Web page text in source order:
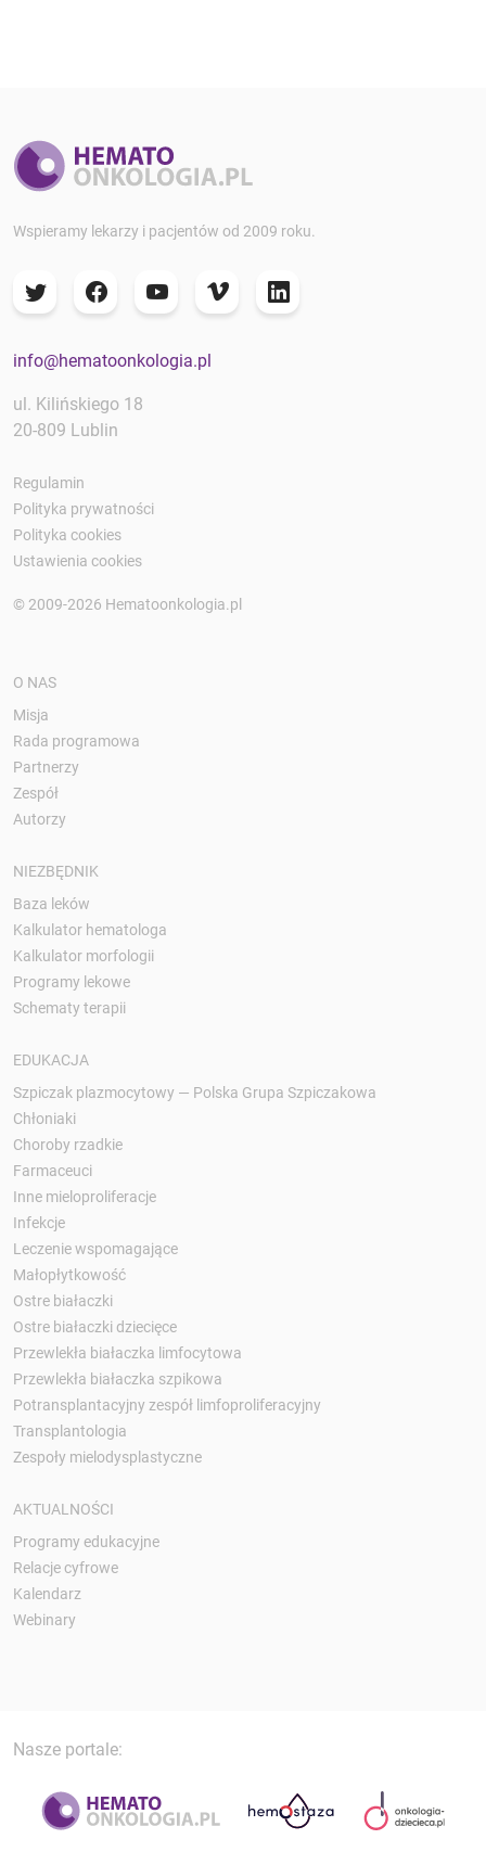
Wspieramy lekarzy i pacjentów od 2009 roku.
info@hematoonkologia.pl
ul. Kilińskiego 18
20-809 Lublin
Regulamin
Polityka prywatności
Polityka cookies
Ustawienia cookies
© 2009-2026 Hematoonkologia.pl
O NAS
Misja
Rada programowa
Partnerzy
Zespół
Autorzy
NIEZBĘDNIK
Baza leków
Kalkulator hematologa
Kalkulator morfologii
Programy lekowe
Schematy terapii
EDUKACJA
Szpiczak plazmocytowy — Polska Grupa Szpiczakowa
Chłoniaki
Choroby rzadkie
Farmaceuci
Inne mieloproliferacje
Infekcje
Leczenie wspomagające
Małopłytkowość
Ostre białaczki
Ostre białaczki dziecięce
Przewlekła białaczka limfocytowa
Przewlekła białaczka szpikowa
Potransplantacyjny zespół limfoproliferacyjny
Transplantologia
Zespoły mielodysplastyczne
AKTUALNOŚCI
Programy edukacyjne
Relacje cyfrowe
Kalendarz
Webinary
Nasze portale: